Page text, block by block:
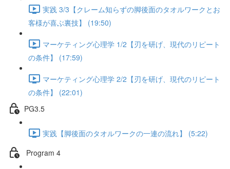
実践 3/3【クレーム知らずの脚後面のタオルワークとお
客様が喜ぶ裏技】 (19:50)
マーケティング心理学 1/2【刃を研げ、現代のリピート
の条件】 (17:59)
マーケティング心理学 2/2【刃を研げ、現代のリピート
の条件】 (22:01)
PG3.5
実践【脚後面のタオルワークの一連の流れ】 (5:22)
Program 4